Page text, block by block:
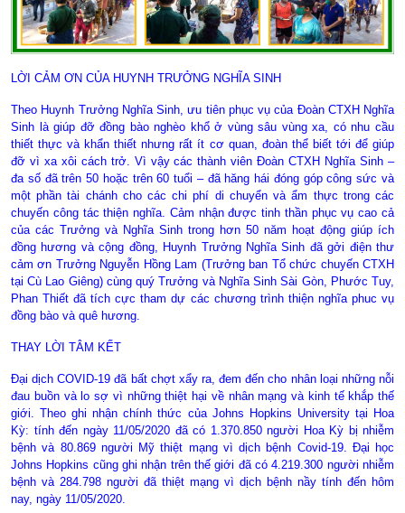
LỜI CẢM ƠN CỦA HUYNH TRƯỞNG NGHĨA SINH
Theo Huynh Trưởng Nghĩa Sinh, ưu tiên phục vụ của Đoàn CTXH Nghĩa
Sinh là giúp đỡ đồng bào nghèo khổ ở vùng sâu vùng xa, có nhu cầu
thiết thực và khẩn thiết nhưng rất ít cơ quan, đoàn thể biết tới để giúp
đỡ vì xa xôi cách trở. Vì vậy các thành viên Đoàn CTXH Nghĩa Sinh –
đa số đã trên 50 hoặc trên 60 tuổi – đã hăng hái đóng góp công sức và
một phần tài chánh cho các chi phí di chuyển và ẩm thực trong các
chuyến công tác thiện nghĩa. Cảm nhận được tinh thần phục vụ cao cả
của các Trưởng và Nghĩa Sinh trong hơn 50 năm hoạt động giúp ích
đồng hương và cộng đồng, Huynh Trưởng Nghĩa Sinh đã gởi điện thư
cảm ơn Trưởng Nguyễn Hồng Lam (Trưởng ban Tổ chức chuyến CTXH
tại Cù Lao Giêng) cùng quý Trưởng và Nghĩa Sinh Sài Gòn, Phước Tuy,
Phan Thiết đã tích cực tham dự các chương trình thiện nghĩa phuc vụ
đồng bào và quê hương.
THAY LỜI TÂM KẾT
Đại dịch COVID-19 đã bất chợt xẩy ra, đem đến cho nhân loại những nỗi
đau buồn và lo sợ vì những thiệt hại về nhân mạng và kinh tế khắp thế
giới. Theo ghi nhận chính thức của Johns Hopkins University tại Hoa
Kỳ: tính đến ngày 11/05/2020 đã có 1.370.850 người Hoa Kỳ bị nhiễm
bệnh và 80.869 người Mỹ thiệt mạng vì dịch bệnh Covid-19. Đại học
Johns Hopkins cũng ghi nhận trên thế giới đã có 4.219.300 người nhiễm
bệnh và 284.798 người đã thiệt mạng vì dịch bệnh nầy tính đến hôm
nay, ngày 11/05/2020.